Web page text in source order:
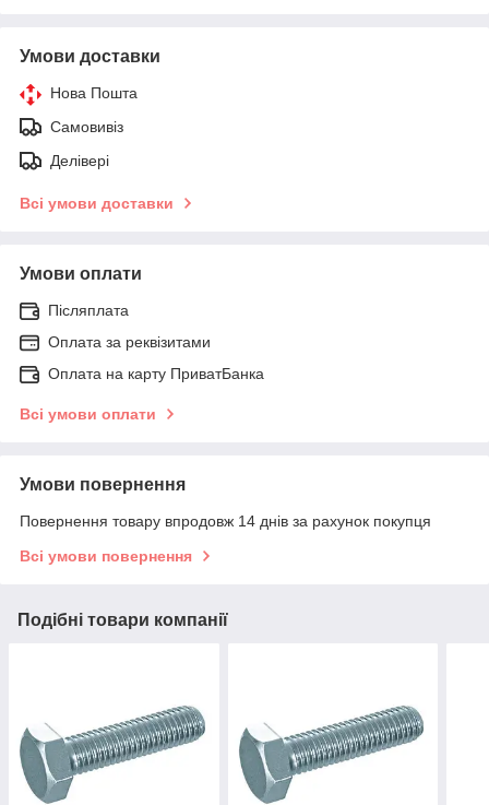
Умови доставки
Нова Пошта
Самовивіз
Делівері
Всі умови доставки
Умови оплати
Післяплата
Оплата за реквізитами
Оплата на карту ПриватБанка
Всі умови оплати
Умови повернення
Повернення товару впродовж 14 днів за рахунок покупця
Всі умови повернення
Подібні товари компанії